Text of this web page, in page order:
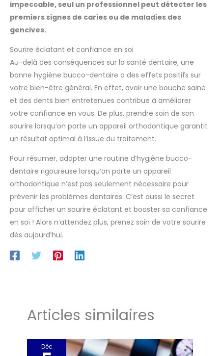
impeccable, seul un professionnel peut détecter les
premiers signes de caries ou de maladies des
gencives.
Sourire éclatant et confiance en soi
Au-delà des conséquences sur la santé dentaire, une
bonne hygiène bucco-dentaire a des effets positifs sur
votre bien-être général. En effet, avoir une bouche saine
et des dents bien entretenues contribue à améliorer
votre confiance en vous. De plus, prendre soin de son
sourire lorsqu’on porte un appareil orthodontique garantit
un résultat optimal à l’issue du traitement.
Pour résumer, adopter une routine d’hygiène bucco-
dentaire rigoureuse lorsqu’on porte un appareil
orthodontique n’est pas seulement nécessaire pour
prévenir les problèmes dentaires. C’est aussi le secret
pour afficher un sourire éclatant et booster sa confiance
en soi ! Alors n’attendez plus, prenez soin de votre sourire
dès aujourd’hui.
Articles similaires
Déc